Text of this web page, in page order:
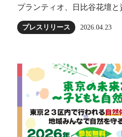
プランティオ、日比谷花壇
プレスリリース 2026.04.23